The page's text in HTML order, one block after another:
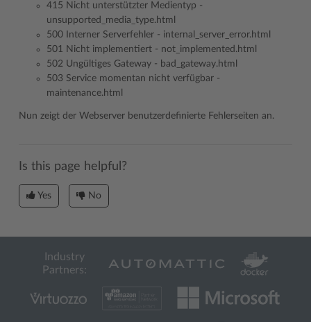
415 Nicht unterstützter Medientyp -
unsupported_media_type.html
500 Interner Serverfehler - internal_server_error.html
501 Nicht implementiert - not_implemented.html
502 Ungültiges Gateway - bad_gateway.html
503 Service momentan nicht verfügbar -
maintenance.html
Nun zeigt der Webserver benutzerdefinierte Fehlerseiten an.
Is this page helpful?
Yes No
Industry
Partners: